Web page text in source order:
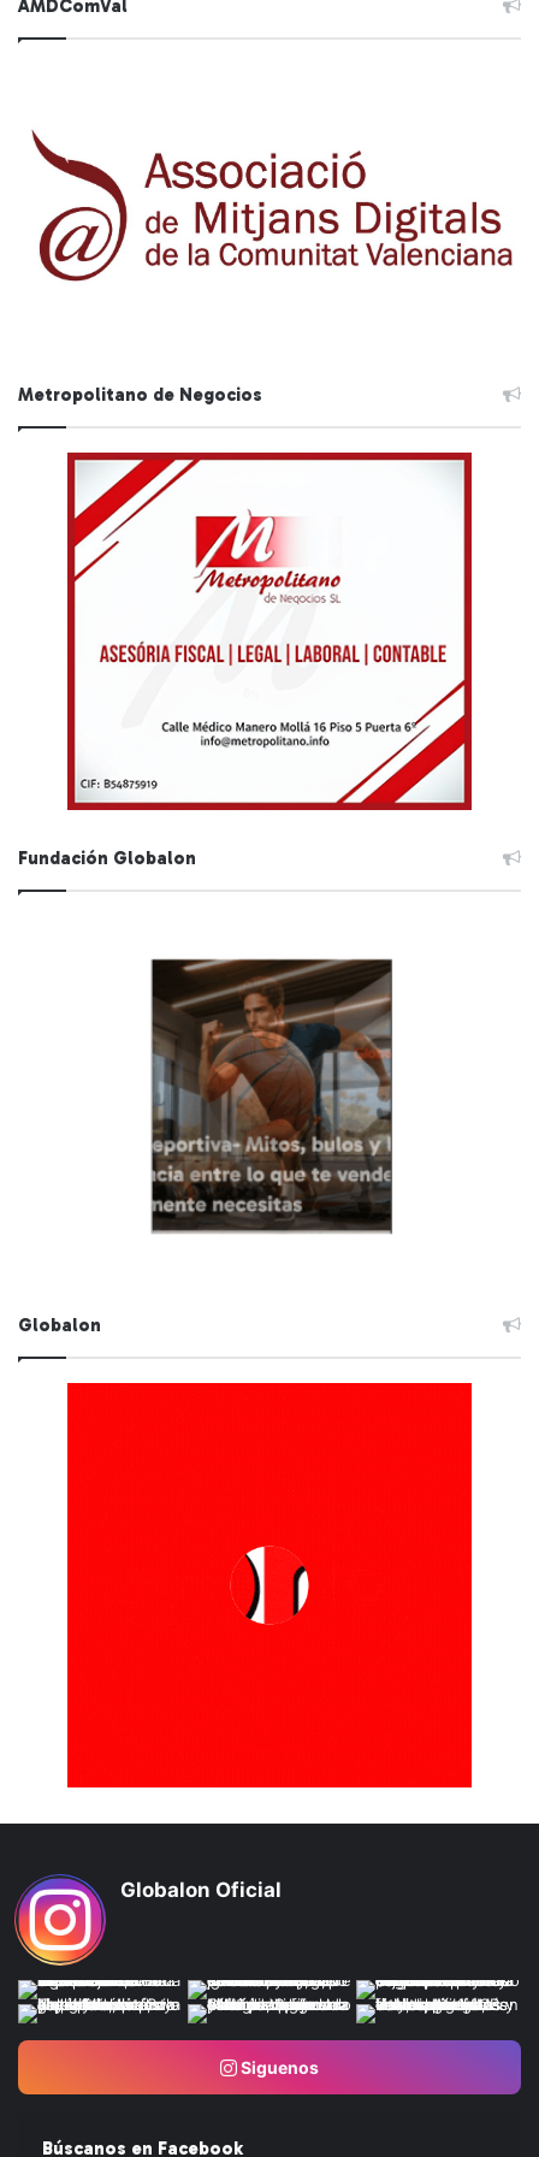
AMDComVal
Metropolitano de Negocios
Fundación Globalon
Globalon
Globalon Oficial
Siguenos
Búscanos en Facebook